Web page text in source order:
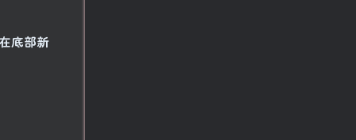
底部新